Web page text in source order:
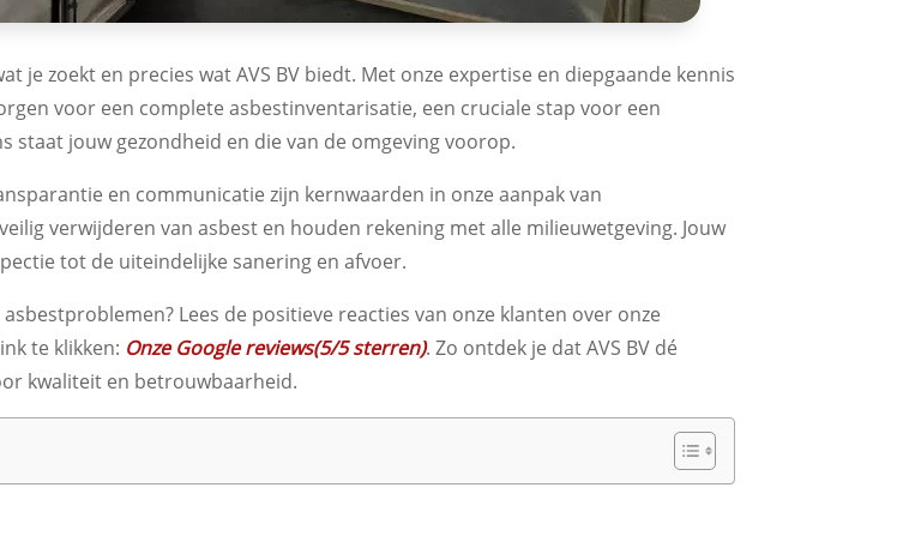
je zoekt en precies wat AVS BV biedt. Met onze expertise en diepgaande kennis
voor een complete asbestinventarisatie, een cruciale stap voor een
staat jouw gezondheid en die van de omgeving voorop.
en communicatie zijn kernwaarden in onze aanpak van
verwijderen van asbest en houden rekening met alle milieuwetgeving. Jouw
tot de uiteindelijke sanering en afvoer.
Lees de positieve reacties van onze klanten over onze
te klikken: Onze Google reviews(5/5 sterren). Zo ontdek je dat AVS BV dé
kwaliteit en betrouwbaarheid.